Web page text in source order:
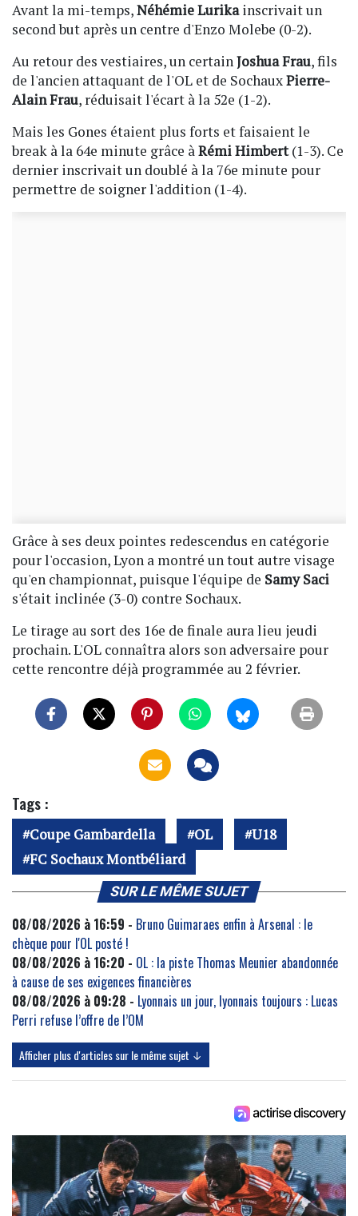
Avant la mi-temps,Néhémie Lurikainscrivait un
second but après un centre d'Enzo Molebe (0-2).
Au retour des vestiaires, un certainJoshua Frau, fils
de l'ancien attaquant de l'OL et de SochauxPierre-
Alain Frau, réduisait l'écart à la 52e (1-2).
Mais les Gones étaient plus forts et faisaient le
break à la 64e minute grâce àRémi Himbert(1-3). Ce
dernier inscrivait un doublé à la 76e minute pour
permettre de soigner l'addition (1-4).
Grâce à ses deux pointes redescendus en catégorie
pour l'occasion, Lyon a montré un tout autre visage
qu'en championnat, puisque l'équipe de Samy Saci
s'était inclinée (3-0) contre Sochaux.
Le tirage au sort des 16e de finale aura lieu jeudi
prochain. L'OL connaîtra alors son adversaire pour
cette rencontre déjà programmée au 2 février.
Tags :
Coupe Gambardella OL
U18
FC Sochaux Montbéliard
SUR LE MÊME SUJET
08/08/2026 à 16:59 - Bruno Guimaraes enfin à Arsenal : le
chèque pour l'OL posté !
08/08/2026 à 16:20 - OL : la piste Thomas Meunier abandonnée
à cause de ses exigences financières
08/08/2026 à 09:28 - Lyonnais un jour, lyonnais toujours : Lucas
Perri refuse l’offre de l’OM
Afficher plus d'articles sur le même sujet ↓